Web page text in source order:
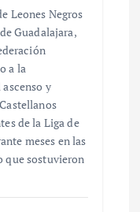
Leones Negros
Guadalajara,
a la
y
de la Liga de
meses en las
que sostuvieron